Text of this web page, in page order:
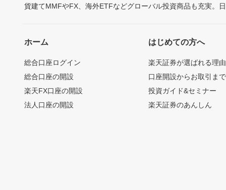
貨建てMMFやFX、海外ETFなどグローバル投資商品も充実。
ホーム
総合口座ログイン
総合口座の開設
楽天FX口座の開設
法人口座の開設
はじめての方へ
楽天証券が選ばれる理由
口座開設からお取引ま
投資ガイド&セミナー
楽天証券のあんしん